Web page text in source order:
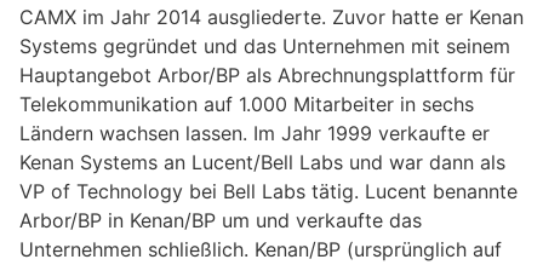
CAMX im Jahr 2014 ausgliederte. Zuvor hatte er Kenan
Systems gegründet und das Unternehmen mit seinem
Hauptangebot Arbor/BP als Abrechnungsplattform für
Telekommunikation auf 1.000 Mitarbeiter in sechs
Ländern wachsen lassen. Im Jahr 1999 verkaufte er
Kenan Systems an Lucent/Bell Labs und war dann als
VP of Technology bei Bell Labs tätig. Lucent benannte
Arbor/BP in Kenan/BP um und verkaufte das
Unternehmen schließlich. Kenan/BP (ursprünglich auf